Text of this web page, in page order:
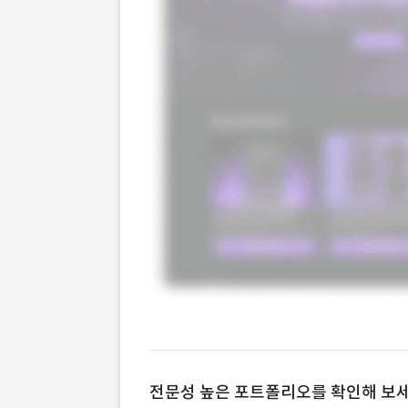
전문성 높은 포트폴리오를 확인해 보